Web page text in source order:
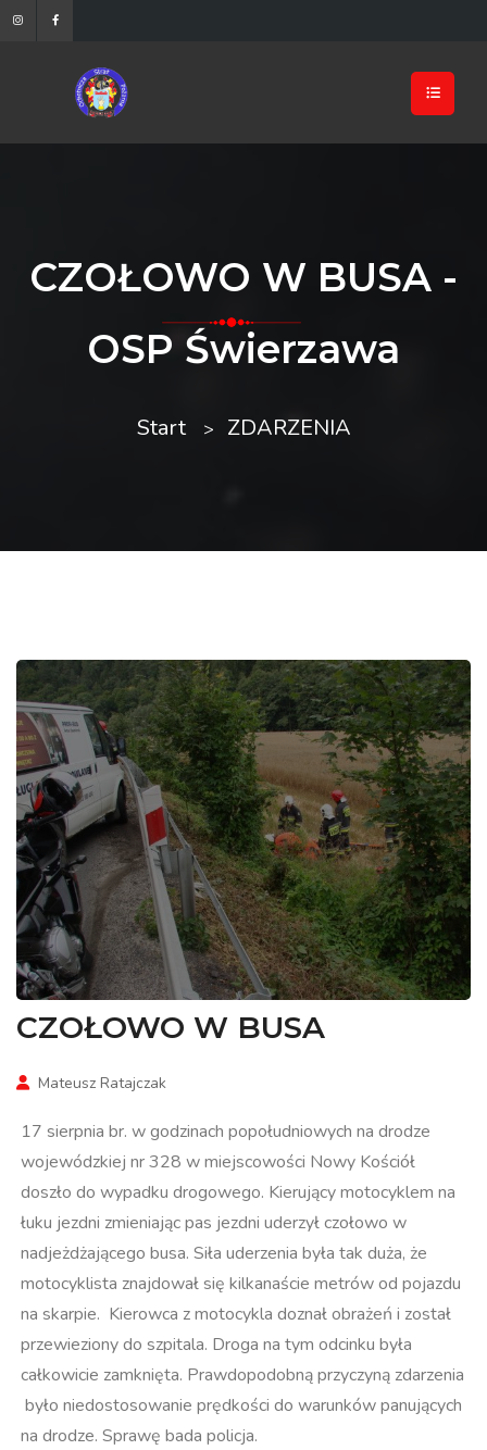
CZOŁOWO W BUSA -
OSP Świerzawa
Start ZDARZENIA
CZOŁOWO W BUSA
Mateusz Ratajczak
17 sierpnia br. w godzinach popołudniowych na drodze
wojewódzkiej nr 328 w miejscowości Nowy Kościół
doszło do wypadku drogowego. Kierujący motocyklem na
łuku jezdni zmieniając pas jezdni uderzył czołowo w
nadjeżdżającego busa. Siła uderzenia była tak duża, że
motocyklista znajdował się kilkanaście metrów od pojazdu
na skarpie. Kierowca z motocykla doznał obrażeń i został
przewieziony do szpitala. Droga na tym odcinku była
całkowicie zamknięta. Prawdopodobną przyczyną zdarzenia
było niedostosowanie prędkości do warunków panujących
na drodze. Sprawę bada policja.